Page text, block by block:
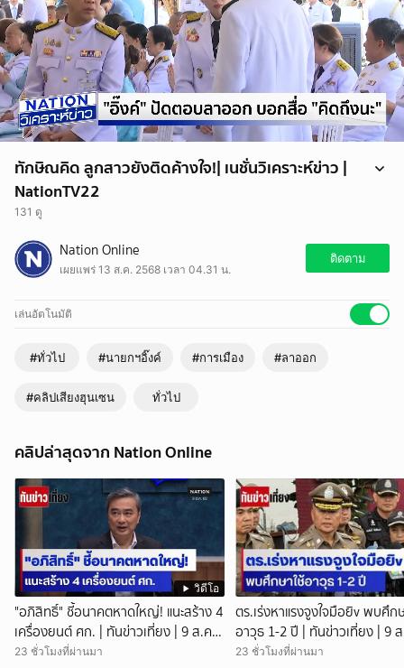
ทักษิณคิด ลูกสาวยังติดค้างใจ!| เนชั่นวิเคราะห์ข่าว |
NationTV22
131 ดู
ทักษิณคิด ลูกสาวยังติดค้างใจ!| เนชั่นวิเคราะห์ข่าว | NationTV22
ทักษิณคิด…ลูกสาวยังติดค้างใจ! บอกกับทุกคนอย่างมั่นใจ “นายกฯอิ๊งค์ไปต่อ
ได้แน่”
#นายกฯอิ๊งค์ #คลิปเสียงฮุนเซน #ลาออก #การเมือง
Nation Online
เผยแพร่ 13 ส.ค. 2568 เวลา 04.31 น.
ติดตาม
เล่นอัตโนมัติ
#ทั่วไป #นายกฯอิ๊งค์ #การเมือง #ลาออก
#คลิปเสียงฮุนเซน ทั่วไป
คลิปล่าสุดจาก Nation Online
วิดีโอ
"อภิสิทธิ์" ชี้อนาคตหาดใหญ่! แนะสร้าง 4
เครื่องยนต์ ศก. | ทันข่าวเที่ยง | 9 ส.ค.
69 | NationTV22
23 ชั่วโมงที่ผ่านมา
ตร.เร่งหาแรงจูงใจมือยิv พบศึก
อาวุธ 1-2 ปี | ทันข่าวเที่ยง | 9
NationTV22 สอบพยานแล้ว
23 ชั่วโมงที่ผ่านมา